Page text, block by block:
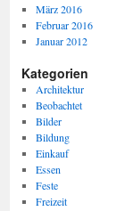
März 2016
Februar 2016
Januar 2012
Kategorien
Architektur
Beobachtet
Bilder
Bildung
Einkauf
Essen
Feste
Freizeit